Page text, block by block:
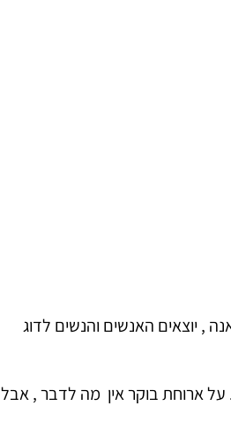
, יוצאים האנשים והנשים לדוג
ופרנסתה בדייג בלבד . על ארוחת בוקר אין  מה לדבר , אבל